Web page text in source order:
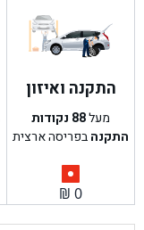
התקנה ואיזון
מעל88 נקודות
התקנהבפריסה ארצית
₪ 0